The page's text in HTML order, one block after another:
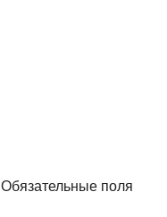
Обязательные поля